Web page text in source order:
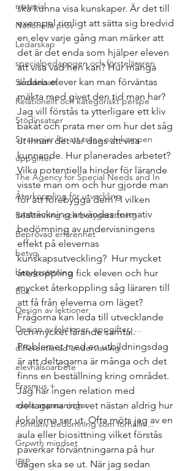
material
Nationella prov
Ledarskap
specialpedagogen och försteläraren
Skoldebatt
Relationellt och kategoriskt perspe
Stödinsatser
Strategier för att träna och kompen
uppgifter
The Agency for Special Needs and In
Återkoppling för utveckling
Bedömning och betygssättning
Beprövad erfarenhet
betyg
betygssättning
Bok
Design av lektioner
Design av lektioner, uppgifter, ...
differentierad undervisning
elevhälsoarbete
Erasmus +
extra anpassningar
Formativ bedömning som förhållni...
Growth mindset
IFIP
ska kunna visa kunskaper. Är det till
exempel rimligt att sätta sig bredvid
en elev varje gång man märker att
det är det enda som hjälper eleven
att visa vad hen kan? Hur många
sådana elever kan man förväntas
mäkta med givet den tid man har?
Jag vill förstås ta ytterligare ett kliv
bakåt och prata mer om hur det såg
ut innan det var dags att visa
kunnande. Hur planerades arbetet?
Vilka potentiella hinder för lärande
visste man om och hur gjorde man
för att förebygga dem? I vilken
utsträckning användes formativ
bedömning av undervisningens
effekt på elevernas
kunskapsutveckling?  Hur mycket
återkoppling fick eleven och hur
mycket återkoppling såg läraren till
att få från eleverna om läget?
Frågorna kan leda till utvecklande
och mycket lärande samtal.
Problemet med en utbildningsdag
är att deltagarna är många och det
finns en beställning kring området.
Jag har ingen relation med
deltagarna och vet nästan aldrig hur
lokalerna ser ut. Ofta möts jag av en
aula eller biosittning vilket förstås
påverkar förväntningarna på hur
dagen ska se ut. När jag sedan